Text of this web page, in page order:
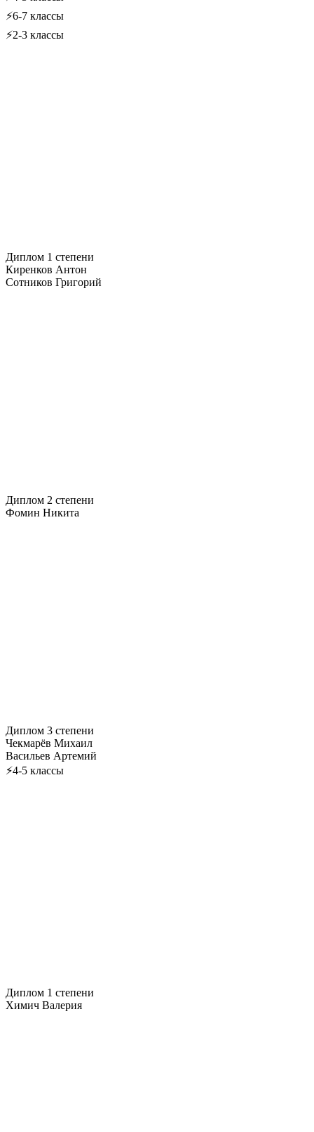
⚡6-7 классы
⚡2-3 классы
Диплом 1 степени
Киренков Антон
Сотников Григорий
Диплом 2 степени
Фомин Никита
Диплом 3 степени
Чекмарёв Михаил
Васильев Артемий
⚡4-5 классы
Диплом 1 степени
Химич Валерия